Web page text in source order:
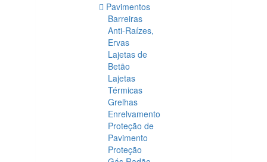
Pavimentos
Barreiras
Anti-Raízes,
Ervas
Lajetas de
Betão
Lajetas
Térmicas
Grelhas
Enrelvamento
Proteção de
Pavimento
Proteção